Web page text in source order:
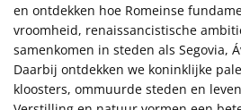
en ontdekken hoe Romeinse
vroomheid, renaissancistische
samenkomen in steden als Segovia,
Daarbij ontdekken we koninklijke
kloosters, ommuurde steden en